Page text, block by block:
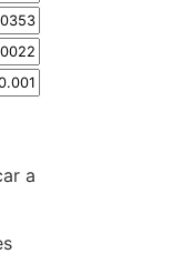
a